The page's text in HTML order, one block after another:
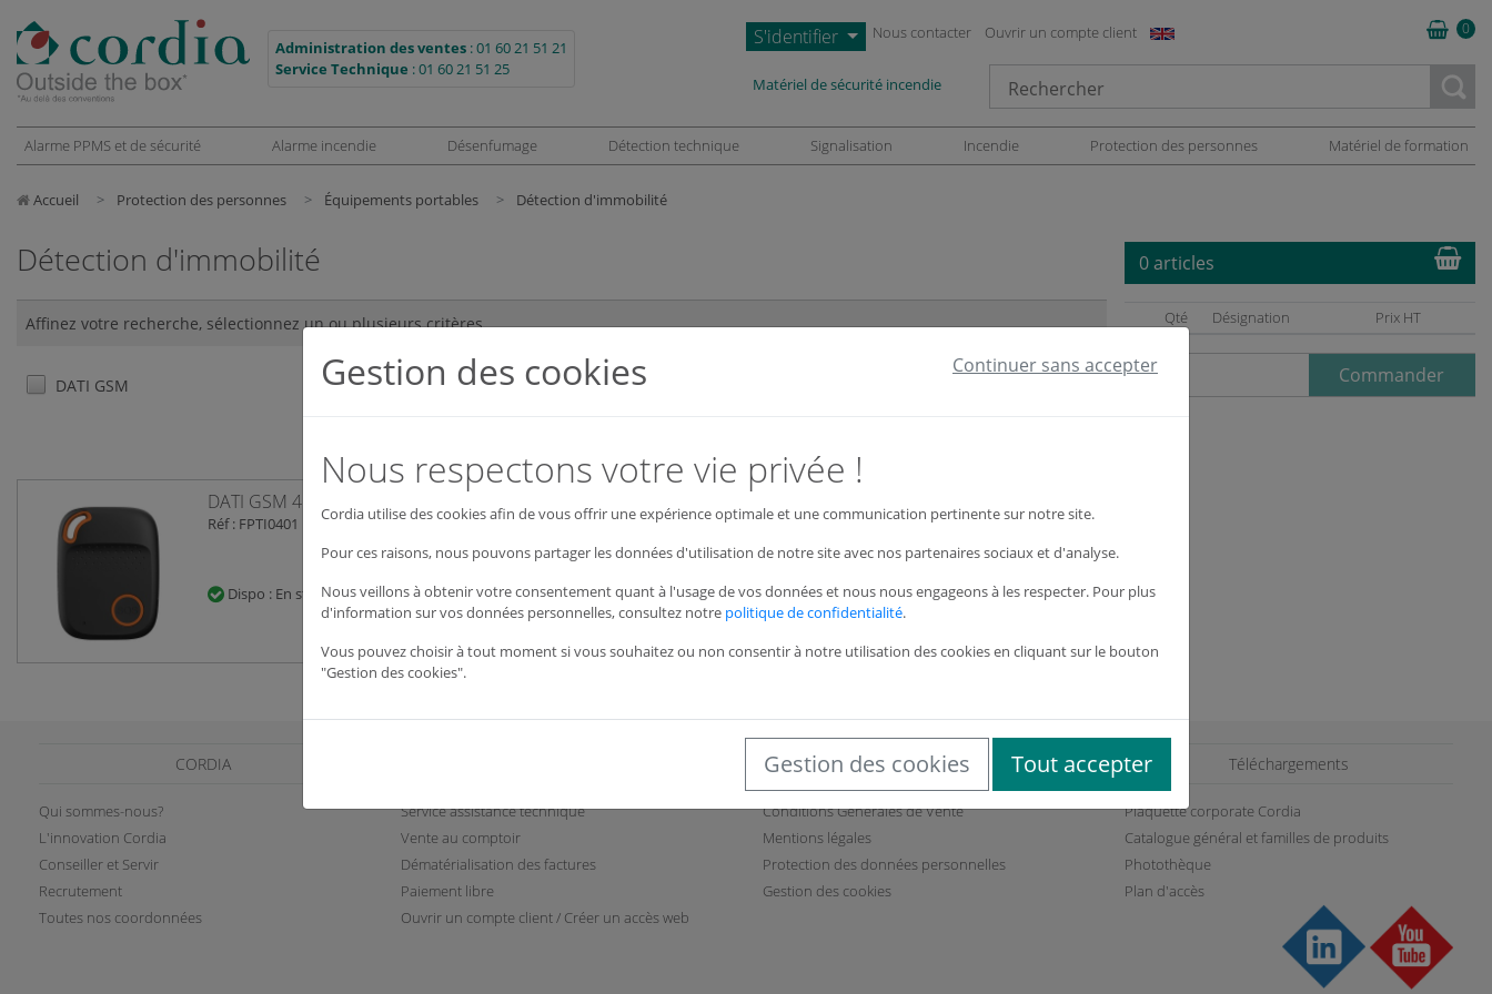
Administration des ventes :01 60 21 51 21
Service Technique :01 60 21 51 25
S'identifier Nous contacter Ouvrir un compte client 0
Matériel de sécurité incendie
Alarme PPMS et de sécurité Alarme incendie Désenfumage Détection technique Signalisation Incendie Protection des personnes Matériel de formation
Accueil Protection des personnes Équipements portables Détection d'immobilité
Détection d'immobilité
Affinez votre recherche, sélectionnez un ou plusieurs critères
DATI GSM
DATI GSM 4G Compact
Réf : FPTI0401 520,35 €HT
Dispo : En stock Voir le produit
0 articles
Qté Désignation Prix HT
Commander
CORDIA
Qui sommes-nous?
L'innovation Cordia
Conseiller et Servir
Recrutement
Toutes nos coordonnées
Service assistance technique
Vente au comptoir
Dématérialisation des factures
Paiement libre
Ouvrir un compte client / Créer un accès web
Informations générales
Conditions Générales de Vente
Mentions légales
Protection des données personnelles
Gestion des cookies
Téléchargements
Plaquette corporate Cordia
Catalogue général et familles de produits
Photothèque
Plan d'accès
Gestion des cookies Continuer sans accepter
Nous respectons votre vie privée !
Cordia utilise des cookies afin de vous offrir une expérience optimale et une communication pertinente sur notre site.
Pour ces raisons, nous pouvons partager les données d'utilisation de notre site avec nos partenaires sociaux et d'analyse.
Nous veillons à obtenir votre consentement quant à l'usage de vos données et nous nous engageons à les respecter. Pour plus
d'information sur vos données personnelles, consultez notre politique de confidentialité.
Vous pouvez choisir à tout moment si vous souhaitez ou non consentir à notre utilisation des cookies en cliquant sur le bouton
"Gestion des cookies".
Gestion des cookies Tout accepter